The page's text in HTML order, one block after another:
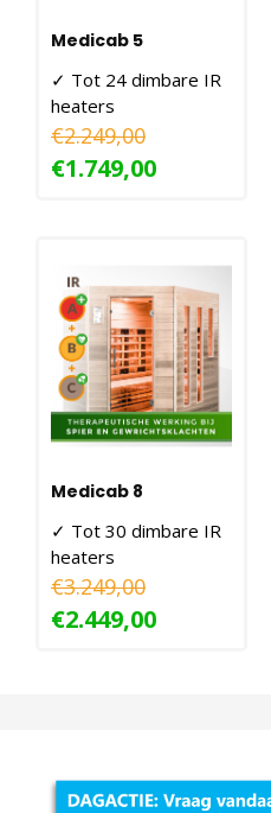
Medicab 5
✓ Tot 24 dimbare IR
heaters
✓ 130X130X190CM -
2100W
€2.249,00
€1.749,00
Medicab 8
✓ Tot 30 dimbare IR
heaters
✓ 210X140X190CM -
3500W
€3.249,00
€2.449,00